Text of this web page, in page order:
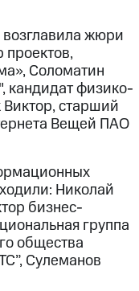
жюри
Соломатин
физико-
старший
Вещей ПАО
Николай
бизнес-
группа
общества
Сулеманов